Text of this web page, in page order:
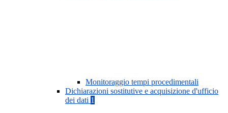
Monitoraggio tempi procedimentali
Dichiarazioni sostitutive e acquisizione d'ufficio
dei dati 1